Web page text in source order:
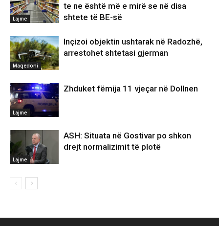
Lajme
te ne është më e mirë se në disa
shtete të BE-së
Maqedoni
Inçizoi objektin ushtarak në Radozhë,
arrestohet shtetasi gjerman
Lajme
Zhduket fëmija 11 vjeçar në Dollnen
Lajme
ASH: Situata në Gostivar po shkon
drejt normalizimit të plotë